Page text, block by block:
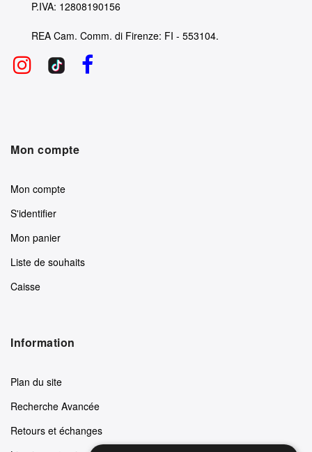
P.IVA: 12808190156
REA Cam. Comm. di Firenze: FI - 553104.
Mon compte
Mon compte
S'identifier
Mon panier
Liste de souhaits
Caisse
Information
Plan du site
Recherche Avancée
Retours et échanges